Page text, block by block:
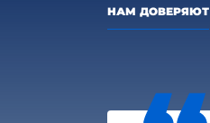
НАМ ДОВЕРЯЮТ